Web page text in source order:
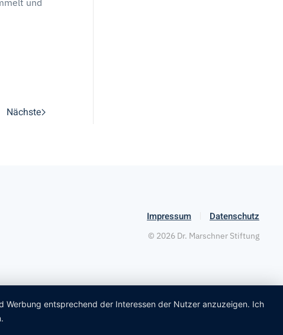
Nächste
Impressum Datenschutz
© 2026 Dr. Marschner Stiftung
Werbung entsprechend der Interessen der Nutzer anzuzeigen. Ich